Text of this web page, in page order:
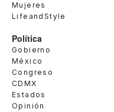
Mujeres
LifeandStyle
Política
Gobierno
México
Congreso
CDMX
Estados
Opinión